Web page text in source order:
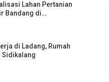
Lahan Pertanian
Bandang di…
di Ladang, Rumah
Sidikalang